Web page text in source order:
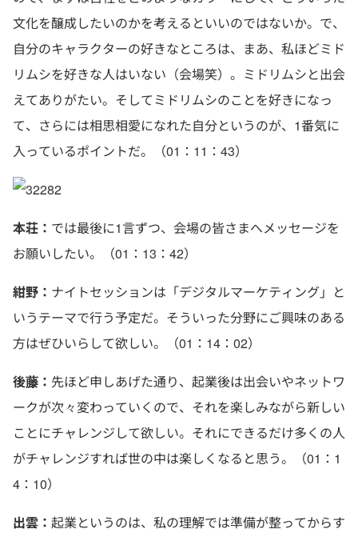
文化を醸成したいのかを考えるといいのではないか。で、
自分のキャラクターの好きなところは、まあ、私ほどミド
リムシを好きな人はいない（会場笑）。ミドリムシと出会
えてありがたい。そしてミドリムシのことを好きになっ
て、さらには相思相愛になれた自分というのが、1番気に
入っているポイントだ。（01：11：43）
本荘： では最後に1言ずつ、会場の皆さまへメッセージを
お願いしたい。（01：13：42）
紺野： ナイトセッションは「デジタルマーケティング」と
いうテーマで行う予定だ。そういった分野にご興味のある
方はぜひいらして欲しい。（01：14：02）
後藤： 先ほど申しあげた通り、起業後は出会いやネットワ
ークが次々変わっていくので、それを楽しみながら新しい
ことにチャレンジして欲しい。それにできるだけ多くの人
がチャレンジすれば世の中は楽しくなると思う。（01：1
4：10）
出雲： 起業というのは、私の理解では準備が整ってからす